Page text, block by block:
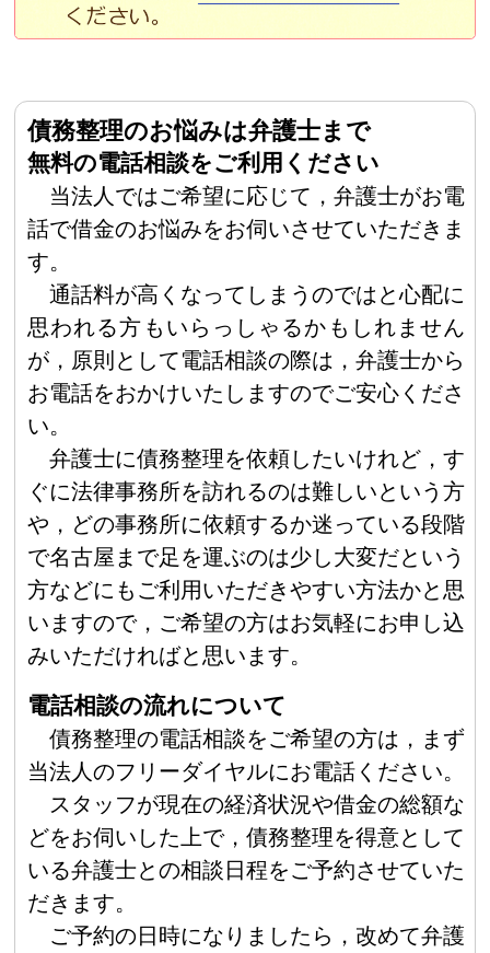
債務整理のお悩みは弁護士まで
無料の電話相談をご利用ください
当法人ではご希望に応じて，弁護士がお電
話で借金のお悩みをお伺いさせていただきま
す。
通話料が高くなってしまうのではと心配に
思われる方もいらっしゃるかもしれません
が，原則として電話相談の際は，弁護士から
お電話をおかけいたしますのでご安心くださ
い。
弁護士に債務整理を依頼したいけれど，す
ぐに法律事務所を訪れるのは難しいという方
や，どの事務所に依頼するか迷っている段階
で名古屋まで足を運ぶのは少し大変だという
方などにもご利用いただきやすい方法かと思
いますので，ご希望の方はお気軽にお申し込
みいただければと思います。
電話相談の流れについて
債務整理の電話相談をご希望の方は，まず
当法人のフリーダイヤルにお電話ください。
スタッフが現在の経済状況や借金の総額な
どをお伺いした上で，債務整理を得意として
いる弁護士との相談日程をご予約させていた
だきます。
ご予約の日時になりましたら，改めて弁護